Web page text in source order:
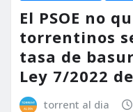
El PSOE no
torrentinos
tasa de
Ley 7/2022
torrent al dia